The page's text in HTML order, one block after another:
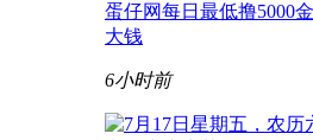
蛋仔网每日最低撸5000
大钱
6小时前